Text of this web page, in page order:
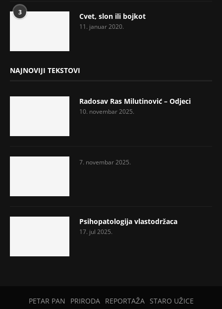
3 Cvet, slon ili bojkot
11. januar 2020.
NAJNOVIJI TEKSTOVI
Radosav Ras Milutinović – Odjeci
10. novembar 2025.
7. novembar 2025.
Psihopatologija vlastodržaca
17. jul 2025.
PETAR PAN PRIRODA REPORTAŽA
STARO UŽICE